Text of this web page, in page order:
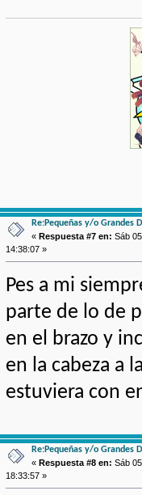
Re:Pequeñas y/o Grandes
«Respuesta #7 en: Sáb
14:38:07 »
Pes a mi
parte de lo de
en el brazo y
en la cabeza a
estuviera con
Re:Pequeñas y/o Grandes
«Respuesta #8 en: Sáb
18:33:57 »